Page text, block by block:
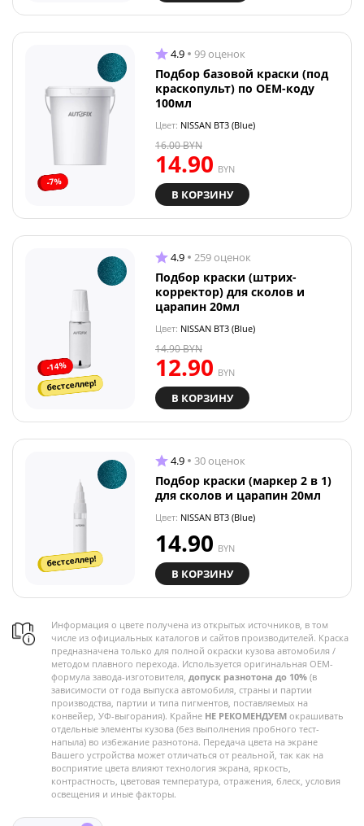
-7%
4.9 99 оценок
Подбор базовой краски (под
краскопульт) по OEM-коду
100мл
Цвет: NISSAN BT3 (Blue)
14.90 BYN
16.00BYN
В КОРЗИНУ
-14%
бестселлер!
4.9 259 оценок
Подбор краски (штрих-
корректор) для сколов и
царапин 20мл
Цвет: NISSAN BT3 (Blue)
12.90 BYN
14.90BYN
В КОРЗИНУ
бестселлер!
4.9 30 оценок
Подбор краски (маркер 2 в 1)
для сколов и царапин 20мл
Цвет: NISSAN BT3 (Blue)
14.90 BYN
В КОРЗИНУ
Информация о цвете получена из открытых источников, в том
числе из официальных каталогов и сайтов производителей. Краска
предназначена только для полной окраски кузова автомобиля /
методом плавного перехода. Используется оригинальная OEM-
формула завода-изготовителя, допуск разнотона до 10% (в
зависимости от года выпуска автомобиля, страны и партии
производства, партии и типа пигментов, поставляемых на
конвейер, УФ-выгорания). Крайне НЕ РЕКОМЕНДУЕМ окрашивать
отдельные элементы кузова (без выполнения пробного тест-
напыла) во избежание разнотона. Передача цвета на экране
Вашего устройства может отличаться от реальной, так как на
восприятие цвета влияют технология экрана, яркость,
контрастность, цветовая температура, отражения, блеск, условия
освещения и иные факторы.